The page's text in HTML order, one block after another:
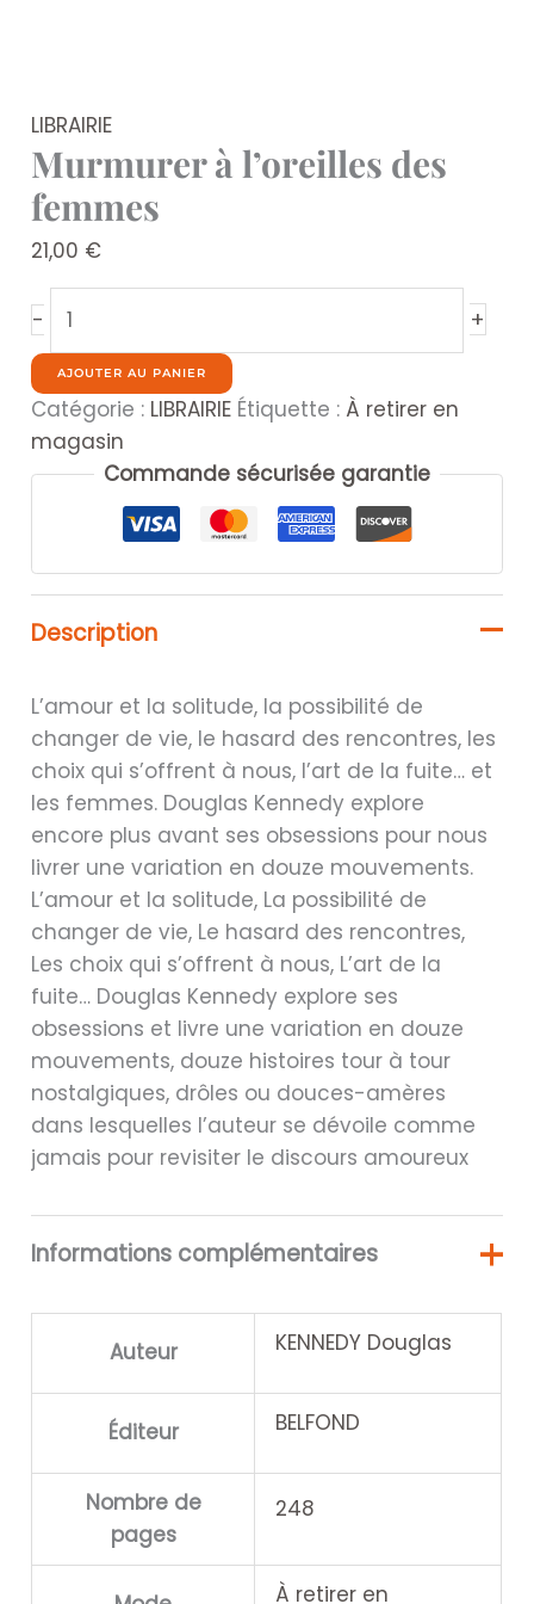
LIBRAIRIE
Murmurer à l’oreilles des
femmes
21,00 €
-
de
Murmurer
à
l'oreilles
des
+
AJOUTER AU PANIER
Catégorie : LIBRAIRIE Étiquette : À retirer en
magasin
Commande sécurisée garantie
Description
L’amour et la solitude, la possibilité de
changer de vie, le hasard des rencontres, les
choix qui s’offrent à nous, l’art de la fuite… et
les femmes. Douglas Kennedy explore
encore plus avant ses obsessions pour nous
livrer une variation en douze mouvements.
L’amour et la solitude, La possibilité de
changer de vie, Le hasard des rencontres,
Les choix qui s’offrent à nous, L’art de la
fuite… Douglas Kennedy explore ses
obsessions et livre une variation en douze
mouvements, douze histoires tour à tour
nostalgiques, drôles ou douces-amères
dans lesquelles l’auteur se dévoile comme
jamais pour revisiter le discours amoureux
Informations complémentaires
Auteur KENNEDY Douglas
Éditeur BELFOND
Nombre de
pages
248
À retirer en